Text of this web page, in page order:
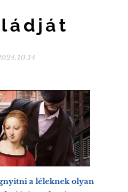
a léleknek olyan